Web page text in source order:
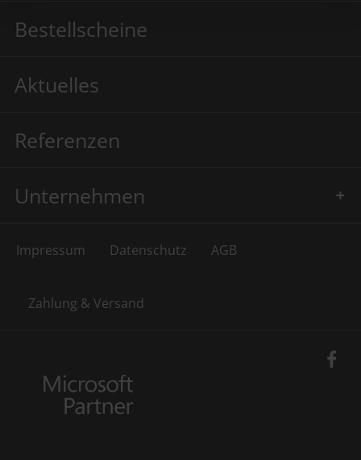
Bestellscheine
Aktuelles
Referenzen
Unternehmen
Impressum Datenschutz AGB
Zahlung & Versand